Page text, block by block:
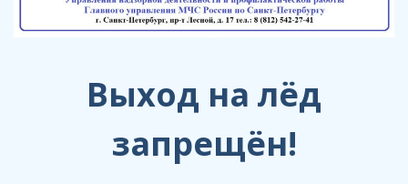
Выход на лёд
запрещён!